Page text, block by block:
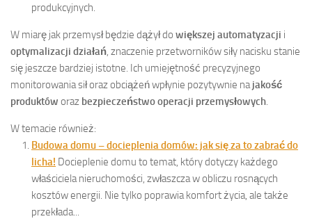
produkcyjnych.
W miarę jak przemysł będzie dążył do większej automatyzacji i
optymalizacji działań, znaczenie przetworników siły nacisku stanie
się jeszcze bardziej istotne. Ich umiejętność precyzyjnego
monitorowania sił oraz obciążeń wpłynie pozytywnie najakość
produktów oraz bezpieczeństwo operacji przemysłowych.
W temacie również:
Budowa domu – docieplenia domów: jak się za to zabrać do
licha! Docieplenie domu to temat, który dotyczy każdego
właściciela nieruchomości, zwłaszcza w obliczu rosnących
kosztów energii. Nie tylko poprawia komfort życia, ale także
przekłada...